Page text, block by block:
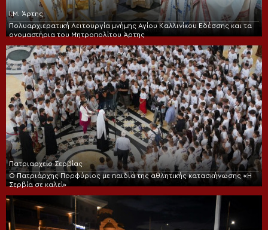
Ι.Μ. Άρτης
Πολυαρχιερατική Λειτουργία μνήμης Αγίου Καλλινίκου Εδέσσης και τα
ονομαστήρια του Μητροπολίτου Άρτης
Πατριαρχείο Σερβίας
Ο Πατριάρχης Πορφύριος με παιδιά της αθλητικής κατασκήνωσης «Η
Σερβία σε καλεί»